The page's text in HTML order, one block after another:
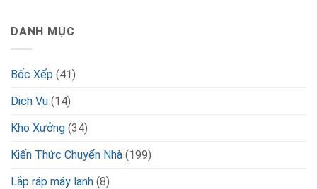
DANH MỤC
Bốc Xếp (41)
Dịch Vụ (14)
Kho Xưởng (34)
Kiến Thức Chuyển Nhà (199)
Lắp ráp máy lạnh (8)